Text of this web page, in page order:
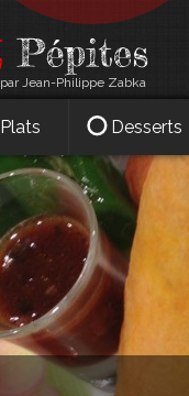
par Jean-Philippe Zabka
Plats Desserts